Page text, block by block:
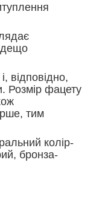
дещо
відповідно,
Розмір фацету
тим
колір-
бронза-